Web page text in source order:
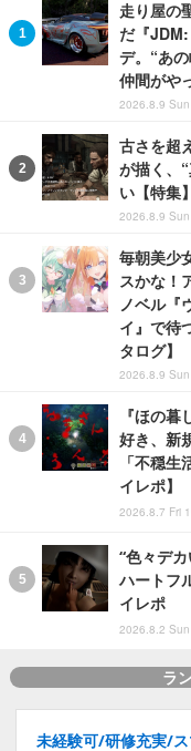
走り屋の
だ『
デ。“あ
仲間がや
2026.8.9
古さを超
が描く、
い【特集】
2026.8.9
毎朝美少
スかな！
ノベル『
イ』で待
タログ】
2026.8.9
『ほの
好き、新
「不穏
イレポ】
2026.8.7 Fri
“色々デ
ハートフ
イレポ
2026.8.2
ラ
未経験可/研修充実/